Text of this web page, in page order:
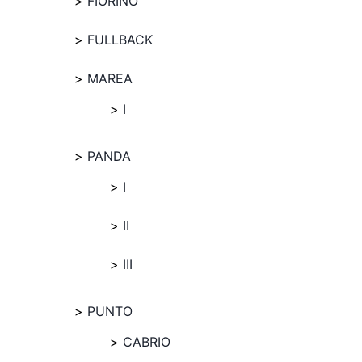
FULLBACK
MAREA
I
PANDA
I
II
III
PUNTO
CABRIO